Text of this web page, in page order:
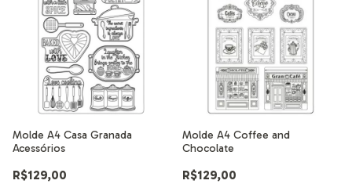
Molde A4 Casa Granada
Acessórios
R$129,00
Molde A4 Coffee and
Chocolate
R$129,00